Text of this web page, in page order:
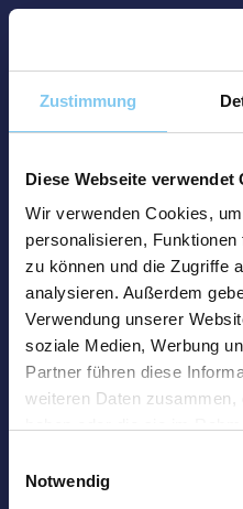
Zustimmung
Diese Webseite verwendet
Wir verwenden Cookies,
personalisieren,
zu können und die Zugriffe
analysieren. Außerdem
Verwendung unserer
soziale Medien, Werbung
Partner führen diese
weiteren Daten zusammen,
Notwendig